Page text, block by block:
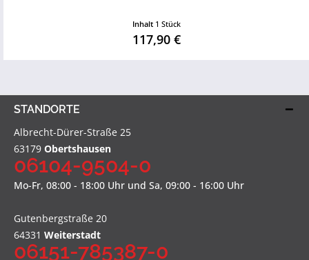
Inhalt 1 Stück
117,90 €
STANDORTE
Albrecht-Dürer-Straße 25
63179 Obertshausen
06104-9504-0
Mo-Fr, 08:00 - 18:00 Uhr und Sa, 09:00 - 16:00 Uhr
Gutenbergstraße 20
64331 Weiterstadt
06151-785387-0